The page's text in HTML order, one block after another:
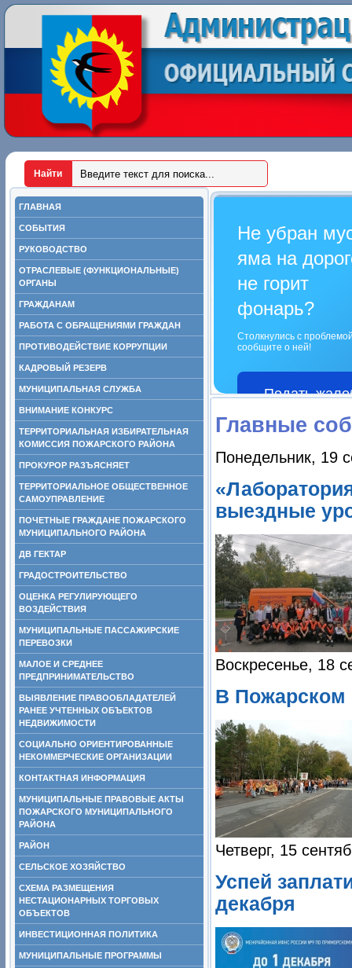
ГЛАВНАЯ
СОБЫТИЯ
РУКОВОДСТВО
ОТРАСЛЕВЫЕ (ФУНКЦИОНАЛЬНЫЕ)
ОРГАНЫ
ГРАЖДАНАМ
РАБОТА С ОБРАЩЕНИЯМИ ГРАЖДАН
ПРОТИВОДЕЙСТВИЕ КОРРУПЦИИ
КАДРОВЫЙ РЕЗЕРВ
МУНИЦИПАЛЬНАЯ СЛУЖБА
ВНИМАНИЕ КОНКУРС
ТЕРРИТОРИАЛЬНАЯ ИЗБИРАТЕЛЬНАЯ
КОМИССИЯ ПОЖАРСКОГО РАЙОНА
ПРОКУРОР РАЗЪЯСНЯЕТ
ТЕРРИТОРИАЛЬНОЕ ОБЩЕСТВЕННОЕ
САМОУПРАВЛЕНИЕ
ПОЧЕТНЫЕ ГРАЖДАНЕ ПОЖАРСКОГО
МУНИЦИПАЛЬНОГО РАЙОНА
ДВ ГЕКТАР
ГРАДОСТРОИТЕЛЬСТВО
ОЦЕНКА РЕГУЛИРУЮЩЕГО
ВОЗДЕЙСТВИЯ
МУНИЦИПАЛЬНЫЕ ПАССАЖИРСКИЕ
ПЕРЕВОЗКИ
МАЛОЕ И СРЕДНЕЕ
ПРЕДПРИНИМАТЕЛЬСТВО
ВЫЯВЛЕНИЕ ПРАВООБЛАДАТЕЛЕЙ
РАНЕЕ УЧТЕННЫХ ОБЪЕКТОВ
НЕДВИЖИМОСТИ
СОЦИАЛЬНО ОРИЕНТИРОВАННЫЕ
НЕКОММЕРЧЕСКИЕ ОРГАНИЗАЦИИ
КОНТАКТНАЯ ИНФОРМАЦИЯ
МУНИЦИПАЛЬНЫЕ ПРАВОВЫЕ АКТЫ
ПОЖАРСКОГО МУНИЦИПАЛЬНОГО
РАЙОНА
РАЙОН
СЕЛЬСКОЕ ХОЗЯЙСТВО
СХЕМА РАЗМЕЩЕНИЯ
НЕСТАЦИОНАРНЫХ ТОРГОВЫХ
ОБЪЕКТОВ
ИНВЕСТИЦИОННАЯ ПОЛИТИКА
МУНИЦИПАЛЬНЫЕ ПРОГРАММЫ
Не убран
яма на
не горит
фонарь?
Столкнулись с
сообщите о ней!
Подать
Главные
Понедельник, 19
выездные
Воскресенье, 18
В Пожарском
Четверг, 15
Успей
декабря